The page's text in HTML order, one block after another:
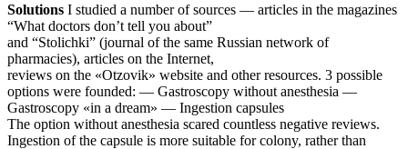
Solutions I studied a number of sources — articles in the magazines
“What doctors don’t tell you about”
and “Stolichki” (journal of the same Russian network of
pharmacies), articles on the Internet,
reviews on the «Otzovik» website and other resources. 3 possible
options were founded: — Gastroscopy without anesthesia —
Gastroscopy «in a dream» — Ingestion capsules
The option without anesthesia scared countless negative reviews.
Ingestion of the capsule is more suitable for colony, rather than